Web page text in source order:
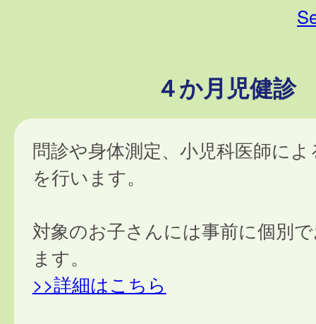
４か月児健診
問診や身体測定、小児科医師に
を行います。
対象のお子さんには事前に個別
ます。
>>詳細はこちら